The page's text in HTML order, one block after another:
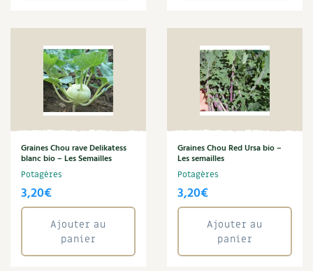
Tous au jardin ! avec Pascal
La vie secrète du jardin
BD : La folle histoire des plantes
Graines Chou rave Delikatess
blanc bio – Les Semailles
Potagères
3,20€
Ajouter au
panier
Graines Chou Red Ursa bio –
Les semailles
Potagères
3,20€
Ajouter au
panier